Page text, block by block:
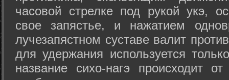
часовой стрелке под рукой укэ,
свое запястье, и нажатием
лучезапястном суставе валит
для удержания используется
название сихо-нагэ происходит